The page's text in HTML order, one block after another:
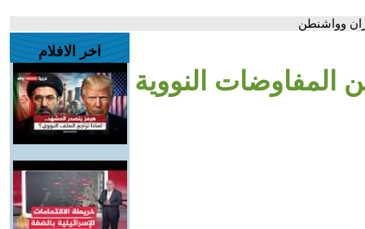
وواشنطن
المفاوضات النووية
اخر الافلام